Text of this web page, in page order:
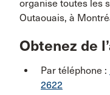
organise toutes les
Outaouais, à
Obtenez de
Par téléphone :
2622